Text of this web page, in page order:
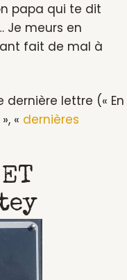
papa qui te dit
Je meurs en
fait de mal à
dernière lettre (« En
« dernières